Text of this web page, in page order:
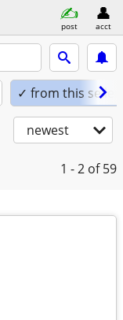
post acct
✓ from this seller
newest
1 - 2 of 59